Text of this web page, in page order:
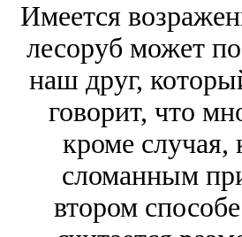
Имеется
лесоруб может
наш друг,
говорит, что
кроме случая,
сломанным
втором